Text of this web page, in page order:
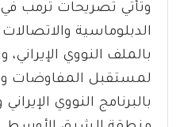
وتأتي تصريحات ترمب
الدبلوماسية
بالملف النووي
لمستقبل المفاوضات
بالبرنامج النووي